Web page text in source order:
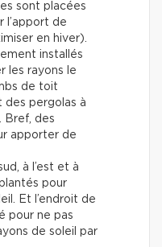
sont placées
l’apport de
en hiver).
installés
les rayons le
de toit
des pergolas à
Bref, des
apporter de
à l’est et à
pour
Et l’endroit de
pour ne pas
de soleil par